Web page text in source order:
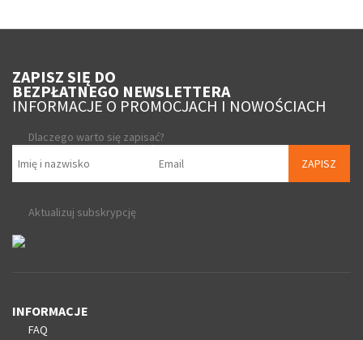
ZAPISZ SIĘ DO
BEZPŁATNEGO NEWSLETTERA
INFORMACJE O PROMOCJACH I NOWOŚCIACH
Dlaczego warto się zapisać?
ZAPISZ
Aktualizuj subskrypcję
INFORMACJE
FAQ